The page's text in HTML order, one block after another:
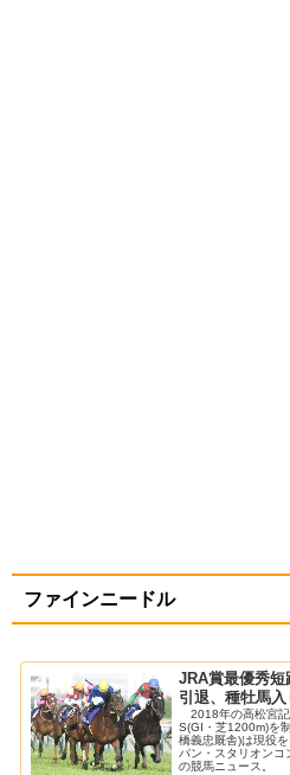
ファインニードル
JRA賞最優秀
引退、種牡馬
2018年の高松宮記
S(GI・芝1200m)を
橋義忠厩舎)は現役
パン・スタリオン
の競馬ニュース。